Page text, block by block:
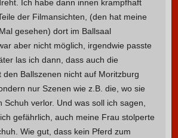
Ich habe dann innen krampfhaft
der Filmansichten, (den hat meine
gesehen) dort im Ballsaal
aber nicht möglich, irgendwie passte
las ich dann, dass auch die
den Ballszenen nicht auf Moritzburg
nur Szenen wie z.B. die, wo sie
verlor. Und was soll ich sagen,
gefährlich, auch meine Frau stolperte
Wie gut, dass kein Pferd zum